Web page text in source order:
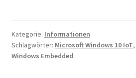
Kategorie: Informationen
Schlagwörter: Microsoft Windows 10 IoT,
Windows Embedded